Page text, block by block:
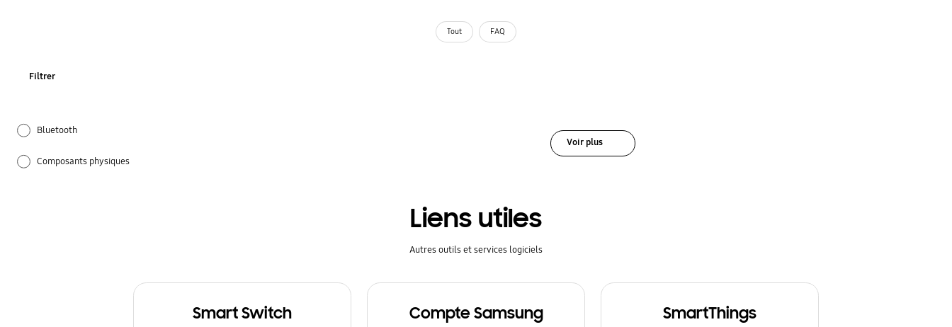
Tout FAQ
Filtrer
Bluetooth
Composants physiques
Voir plus
Liens utiles
Autres outils et services logiciels
Smart Switch Compte Samsung SmartThings